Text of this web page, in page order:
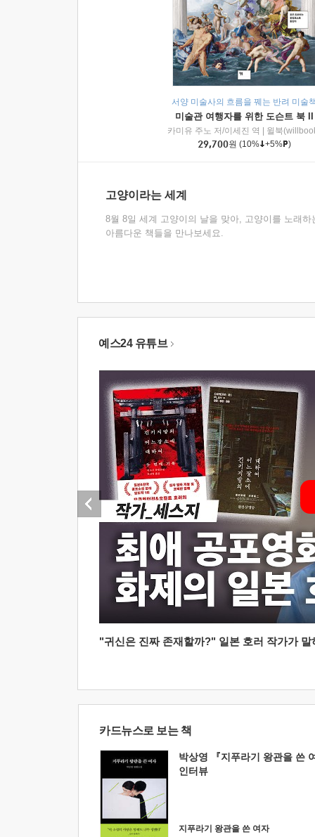
서양 미술사의 흐름을 꿰는 반려 미술
미술관 여행자를 위한 도슨트 북 II
카미유 주노 저/이세진 역
윌북
29,700원 (10% +5% )
고양이라는 세계
8월 8일 세계 고양이의 날을 맞아, 고양이를 노래하
아름다운 책들을 만나보세요.
예스24 유튜브
"귀신은 진짜 존재할까?" 일본 호러 작가가
카드뉴스로 보는 책
박상영 『지푸라기 왕관을 쓴
인터뷰
지푸라기 왕관을 쓴 여자